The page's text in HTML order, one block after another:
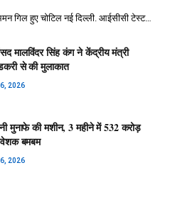
गिल हुए चोटिल नई दिल्ली. आईसीसी टेस्ट…
मालविंदर सिंह कंग ने केंद्रीय मंत्री
से की मुलाकात
2026
मुनाफे की मशीन, 3 महीने में 532 करोड़
बमबम
2026